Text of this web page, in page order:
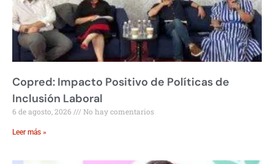
Copred: Impacto Positivo de Políticas de
Inclusión Laboral
6 de agosto, 2026 No hay comentarios
Leer más »